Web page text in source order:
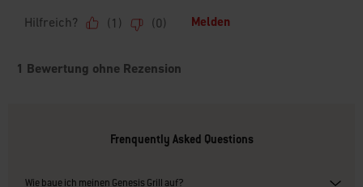
Frenquently Asked Questions
Wie baue ich meinen Genesis Grill auf?